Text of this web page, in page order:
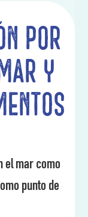
por
y
el mar como
punto de